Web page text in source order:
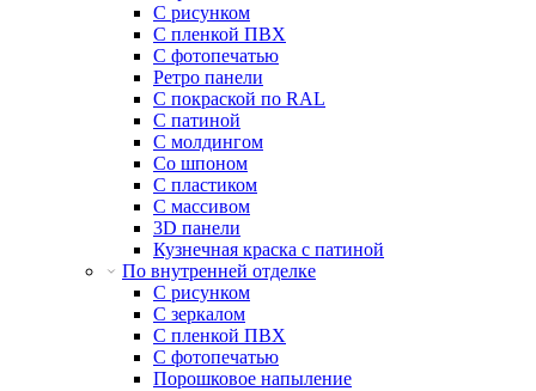
С рисунком
С пленкой ПВХ
С фотопечатью
Ретро панели
С покраской по RAL
С патиной
С молдингом
Со шпоном
С пластиком
С массивом
3D панели
Кузнечная краска с патиной
По внутренней отделке
С рисунком
С зеркалом
С пленкой ПВХ
С фотопечатью
Порошковое напыление